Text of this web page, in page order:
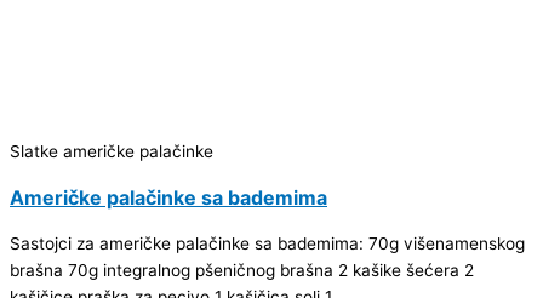
Slatke američke palačinke
Američke palačinke sa bademima
Sastojci za američke palačinke sa bademima: 70g višenamenskog
brašna 70g integralnog pšeničnog brašna 2 kašike šećera 2